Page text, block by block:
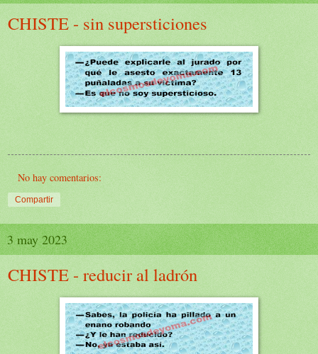
CHISTE - sin supersticiones
No hay comentarios:
Compartir
3 may 2023
CHISTE - reducir al ladrón